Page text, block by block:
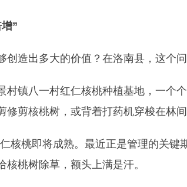
”
创造出多大的价值？在洛南县，这个
村镇八一村红仁核桃种植基地，一个
修剪核桃树，或背着打药机穿梭在林
核桃即将成熟。最近正是管理的关键
核桃树除草，额头上满是汗。